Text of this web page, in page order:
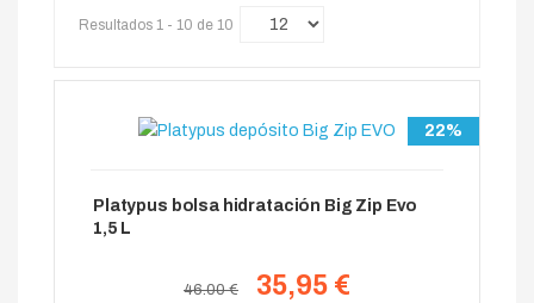
Resultados 1 - 10 de 10
22%
Platypus bolsa hidratación Big Zip Evo
1,5 L
46.00 € 35,95 €